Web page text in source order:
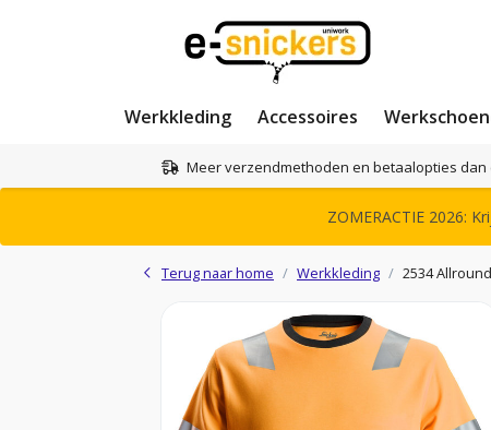
Werkkleding Accessoires
Meer verzendmethoden en betaalopties dan
ZOMERACTIE 2026:
Terug naar home Werkkleding 2534